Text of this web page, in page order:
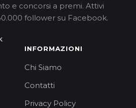
e concorsi a premi. Attivi
follower su Facebook.
INFORMAZIONI
Chi Siamo
Contatti
Privacy Policy